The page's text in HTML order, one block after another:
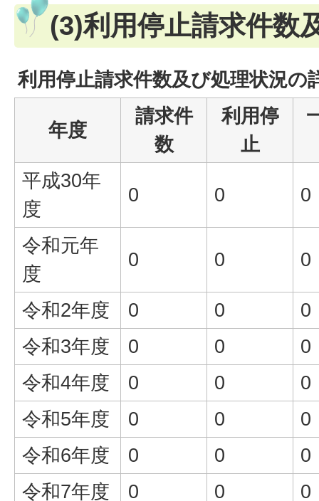
(3)利用停止請求件数
利用停止請求件数及び処理状況の
年度
請求件
数
利用停
止
平成30年
度
0 0 0
令和元年
度
0 0 0
令和2年度 0 0
0
令和3年度
0 0
0
令和4年度
0 0
0
令和5年度
0 0
0
令和6年度
0 0
0
令和7年度
0 0 0